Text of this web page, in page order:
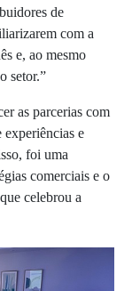
de
com a
e, ao mesmo
setor.”
as parcerias com
e
foi uma
comerciais e o
celebrou a